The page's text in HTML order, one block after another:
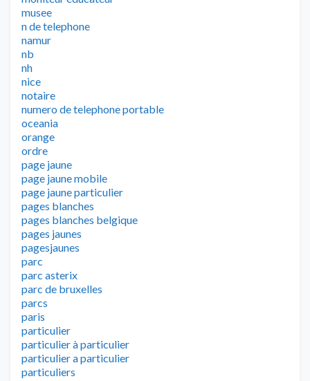
musee
n de telephone
namur
nb
nh
nice
notaire
numero de telephone portable
oceania
orange
ordre
page jaune
page jaune mobile
page jaune particulier
pages blanches
pages blanches belgique
pages jaunes
pagesjaunes
parc
parc asterix
parc de bruxelles
parcs
paris
particulier
particulier à particulier
particulier a particulier
particuliers